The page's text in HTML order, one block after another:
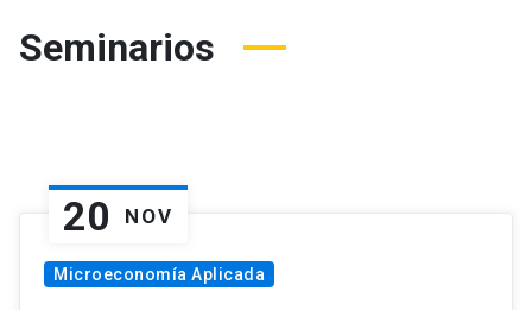
Seminarios
20 NOV
Microeconomía Aplicada